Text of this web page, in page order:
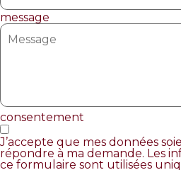
message
consentement
J’accepte que mes données
répondre à ma demande. Les
ce formulaire sont utilisées